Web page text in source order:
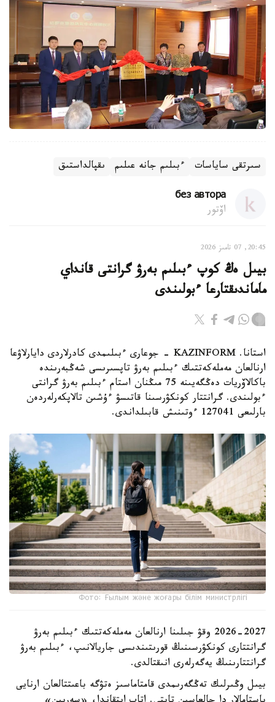
سىرتقى ساياسات ءبىلىم جانە عىلىم ىقپالداستىق
без автора
اۆتور
20:45, 07 تامىز 2026
بيىل ەڭ كوپ ءبىلىم بەرۋ گرانتى قانداي
ماماندىقتارعا ءبولىندى
استانا. KAZINFORM - جوعارى ءبىلىمدى كادرلاردى دايارلاۋعا
ارنالعان مەملەكەتتىك ءبىلىم بەرۋ تاپسىرىسى شەڭبەرىندە
باكالاۆريات دەڭگەيىنە 75 مىڭنان استام ءبىلىم بەرۋ گرانتى
ءبولىندى. گرانتتار كونكۋرسىنا قاتىسۋ ءۇشىن تالاپكەرلەردەن
بارلىعى 127041 ءوتىنىش قابىلداندى.
Фото: Ғылым және жоғары білім министрлігі
2026-2027 وقۋ جىلىنا ارنالعان مەملەكەتتىك ءبىلىم بەرۋ
گرانتتارى كونكۋرسىنىڭ قورىتىندىسى جاريالانىپ، ءبىلىم بەرۋ
گرانتتارىنىڭ يەگەرلەرى انىقتالدى.
بيىل وڭىرلىك تەڭگەرىمدى قامتاماسىز ەتۋگە باعىتتالعان ارنايى